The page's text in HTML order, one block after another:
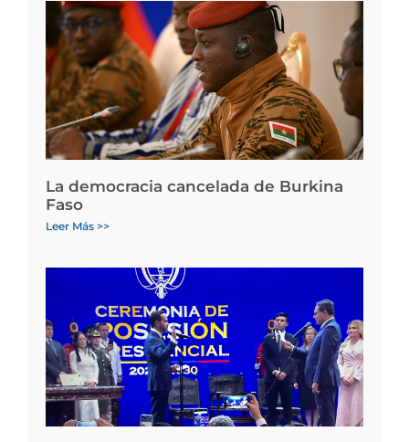
La democracia cancelada de Burkina
Faso
Leer Más >>